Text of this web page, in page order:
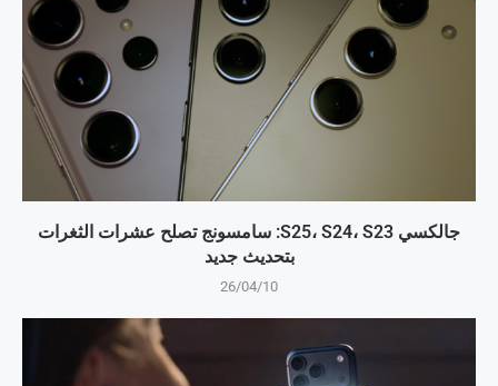
جالكسي S25، S24، S23: سامسونج تصلح عشرات الثغرات
بتحديث جديد
26/04/10